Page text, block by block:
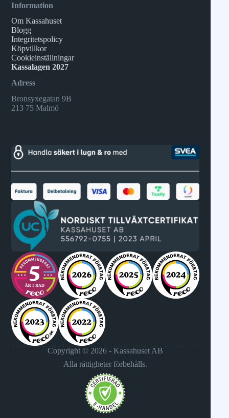
Information
Om Kassahuset
Blogg
Integritetspolicy
Köpvillkor
Cookieinställningar
Kassalagen 2027
Adress
Bronsyxegatan 9B
213 75 Malmö
Copyright © 2026 - Kassahuset AB
Alla rättigheter förbehålls.